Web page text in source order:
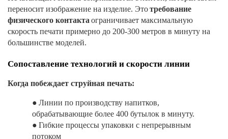
переносит изображение на изделие. Этотребование
физического контакта ограничивает максимальную
скорость печати примерно до 200-300 метров в минуту на
большинстве моделей.
Сопоставление технологий и скорости линии
Когда побеждает струйная печать:
● Линии по производству напитков,
обрабатывающие более 400 бутылок в минуту.
● Гибкие процессы упаковки с непрерывным
потоком